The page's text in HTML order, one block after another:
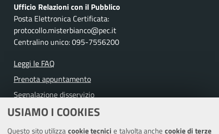
USIAMO I COOKIES
Questo sito utilizzacookie tecnicie talvolta anche cookie di terze
Ufficio Relazioni con il Pubblico
Posta Elettronica Certificata:
protocollo.misterbianco@pec.it
Centralino unico: 095-7556200
Leggi le FAQ
Prenota appuntamento
Segnalazione disservizio
Richiesta assistenza